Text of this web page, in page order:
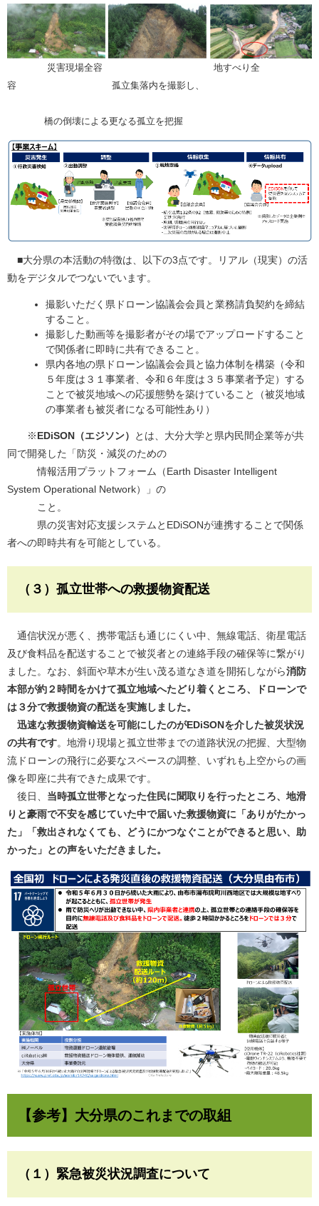
災害現場全容 地すべり全
容 孤立集落内を撮影し、
橋の倒壊による更なる孤立を把握
■大分県の本活動の特徴は、以下の3点です。リアル（現実）の活
動をデジタルでつないでいます。
撮影いただく県ドローン協議会会員と業務請負契約を締結
すること。
撮影した動画等を撮影者がその場でアップロードすること
で関係者に即時に共有できること。
県内各地の県ドローン協議会会員と協力体制を構築（令和
５年度は３１事業者、令和６年度は３５事業者予定）する
ことで被災地域への応援態勢を築けていること（被災地域
の事業者も被災者になる可能性あり）
​ ※​EDiSON（エジソン）
とは、大分大学と県内民間企業等が共
同で開発した「防災・減災のための
情報活用プラットフォーム（Earth Disaster Intelligent
System Operational Network）」の
こと。
県の災害対応支援システムとEDiSONが連携することで関係
者への即時共有を可能としている。
（３）孤立世帯への救援物資配送
通信状況が悪く、携帯電話も通じにくい中、無線電話、衛星電話
及び食料品を配送することで被災者との連絡手段の確保等に繋がり
ました。なお、斜面や草木が生い茂る道なき道を開拓しながら消防
本部が約２時間をかけて孤立地域へたどり着くところ、ドローンで
は３分で救援物資の配送を実施しました。
迅速な救援物資輸送を可能にしたのがEDiSONを介した被災状況
の共有です。地滑り現場と孤立世帯までの道路状況の把握、大型物
流ドローンの飛行に必要なスペースの調整、いずれも上空からの画
像を即座に共有できた成果です。
後日、 当時孤立世帯となった住民に聞取りを行ったところ、地滑
りと豪雨で不安を感じていた中で届いた救援物資に「ありがたかっ
た」「救出されなくても、どうにかつなぐことができると思い、助
かった」との声をいただきました。
​​【参考】大分県のこれまでの取組
（１）緊急被災状況調査について